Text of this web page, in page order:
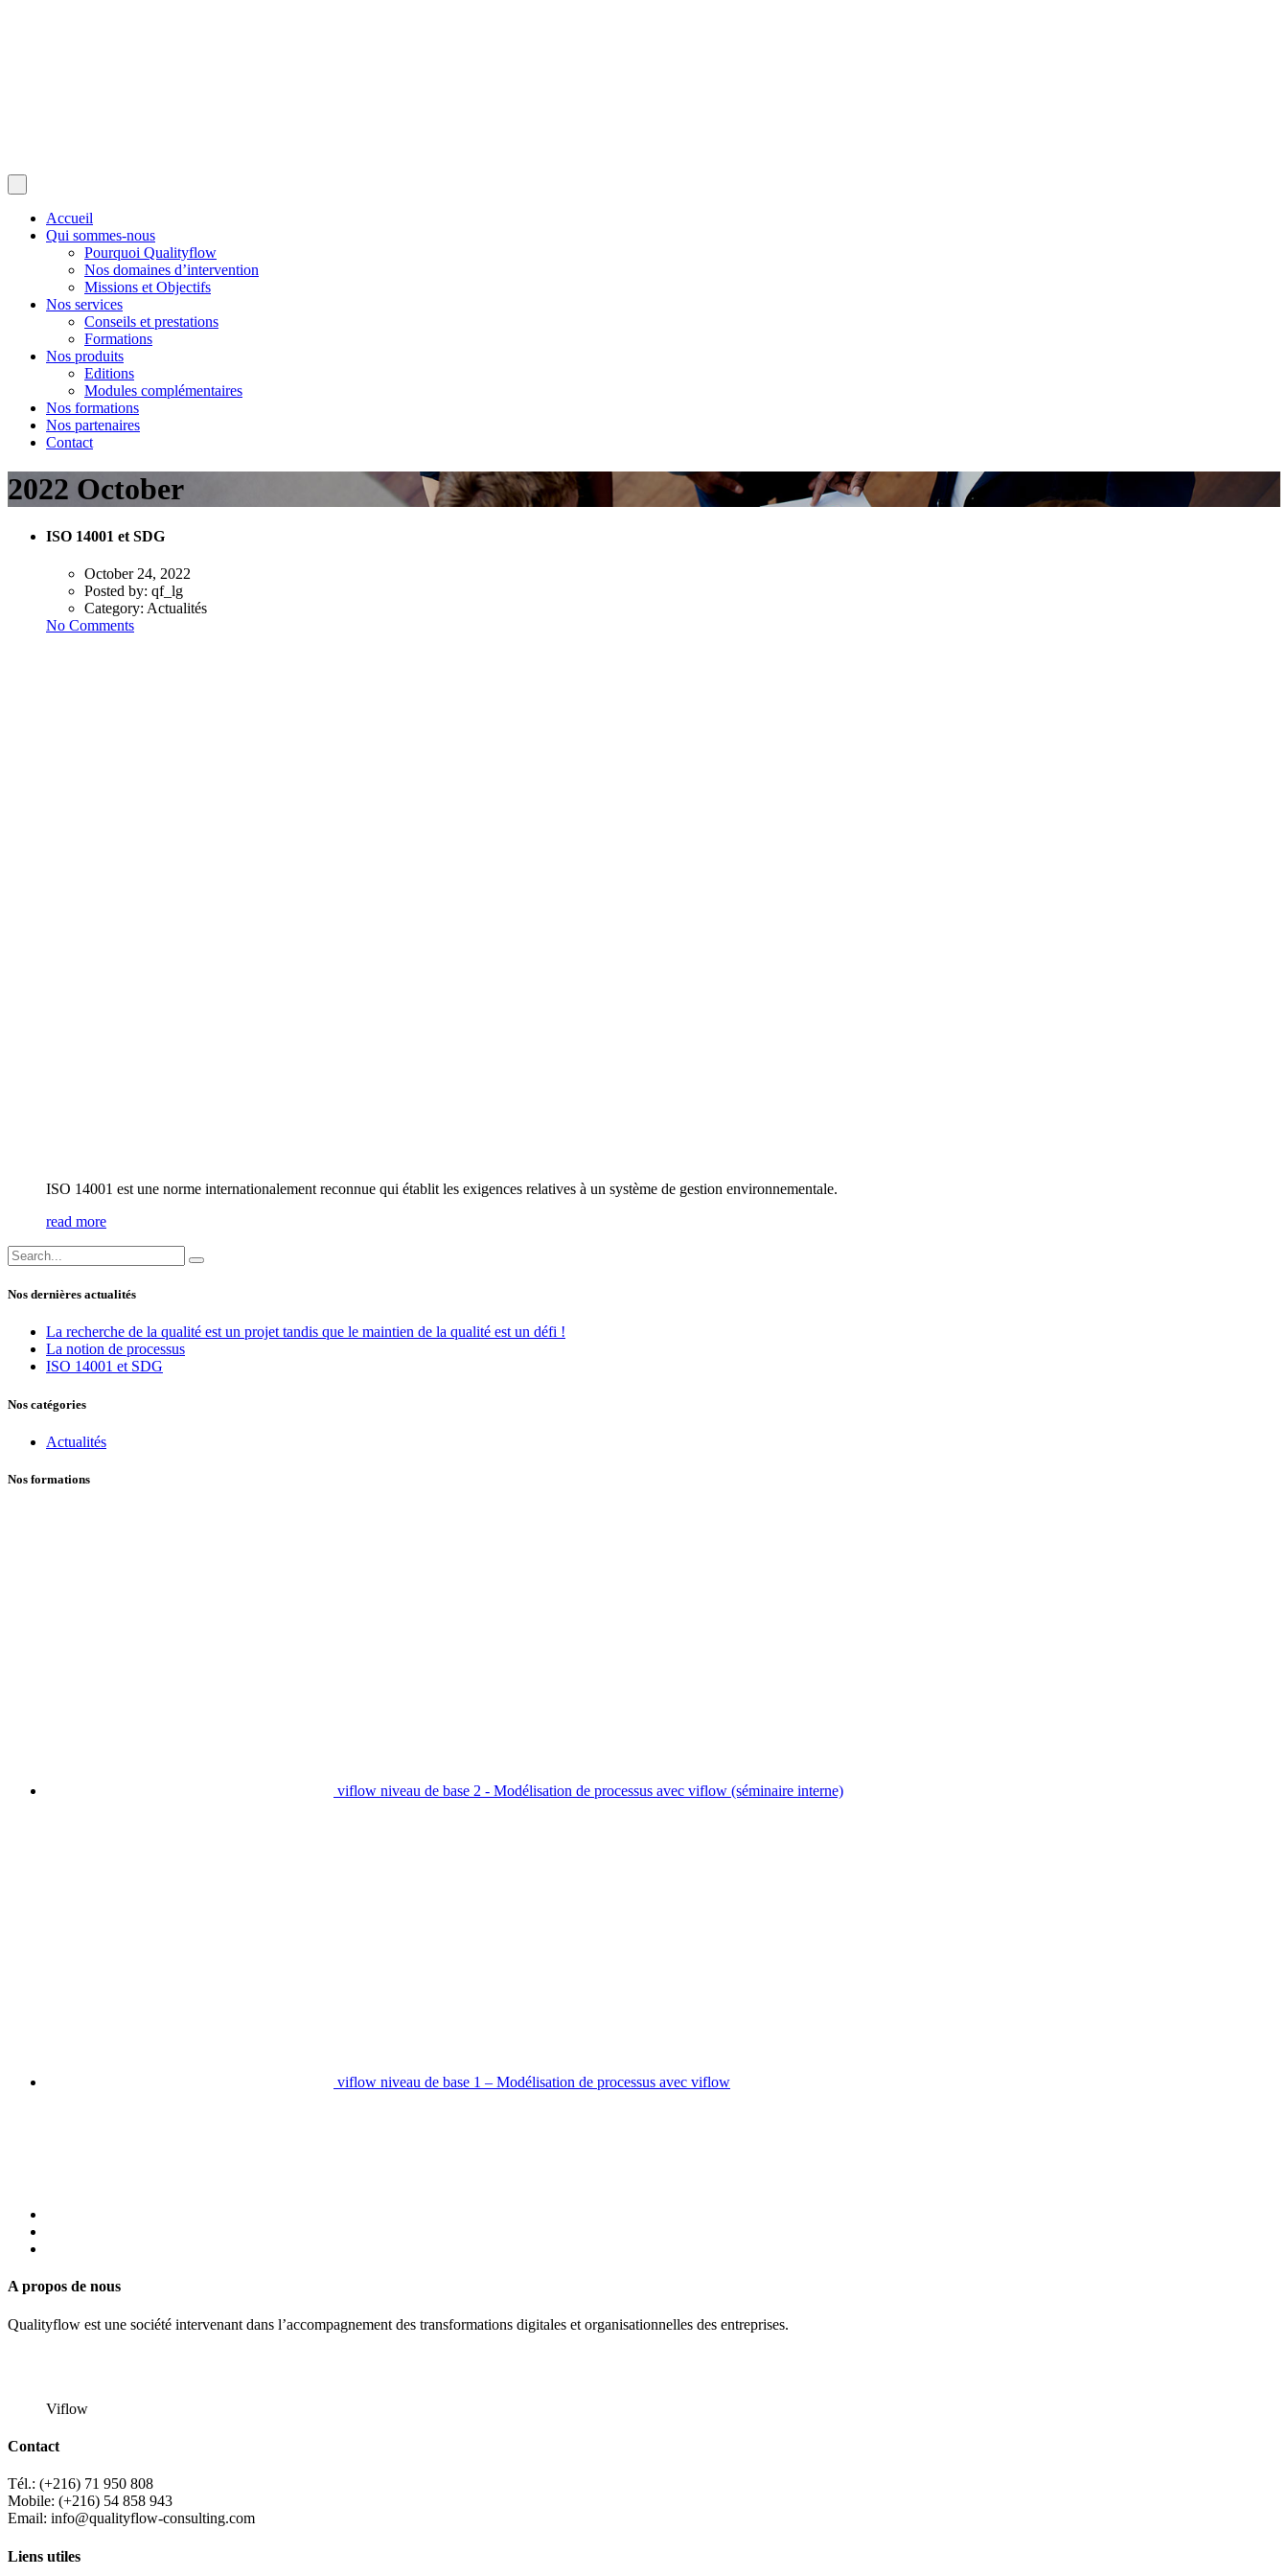
Accueil
Qui sommes-nous
Pourquoi Qualityflow
Nos domaines d’intervention
Missions et Objectifs
Nos services
Conseils et prestations
Formations
Nos produits
Editions
Modules complémentaires
Nos formations
Nos partenaires
Contact
2022 October
ISO 14001 et SDG
October 24, 2022
Posted by: qf_lg
Category: Actualités
No Comments
ISO 14001 est une norme internationalement reconnue qui établit les exigences relatives à un système de gestion environnementale.
read more
Nos dernières actualités
La recherche de la qualité est un projet tandis que le maintien de la qualité est un défi !
La notion de processus
ISO 14001 et SDG
Nos catégories
Actualités
Nos formations
viflow niveau de base 2 - Modélisation de processus avec viflow (séminaire interne)
viflow niveau de base 1 – Modélisation de processus avec viflow
A propos de nous
Qualityflow est une société intervenant dans l’accompagnement des transformations digitales et organisationnelles des entreprises.
Viflow
Contact
Tél.: (+216) 71 950 808
Mobile: (+216) 54 858 943
Email: info@qualityflow-consulting.com
Liens utiles